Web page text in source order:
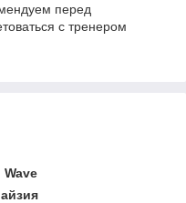
перед
с тренером
Wave